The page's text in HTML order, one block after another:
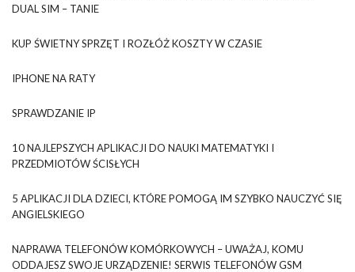
DUAL SIM – TANIE
KUP ŚWIETNY SPRZĘT I ROZŁÓŻ KOSZTY W CZASIE
IPHONE NA RATY
SPRAWDZANIE IP
10 NAJLEPSZYCH APLIKACJI DO NAUKI MATEMATYKI I
PRZEDMIOTÓW ŚCISŁYCH
5 APLIKACJI DLA DZIECI, KTÓRE POMOGĄ IM SZYBKO NAUCZYĆ SIĘ
ANGIELSKIEGO
NAPRAWA TELEFONÓW KOMÓRKOWYCH – UWAŻAJ, KOMU
ODDAJESZ SWOJE URZĄDZENIE! SERWIS TELEFONÓW GSM